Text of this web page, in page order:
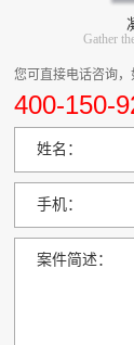
Gather
您可直接电话咨询
400-150-
姓名：
手机：
案件简述：